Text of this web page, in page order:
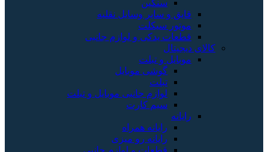
سنگین
قایق و سایر وسایل نقلیه
موتور سیکلت
قطعات یدکی و لوازم جانبی
کالای دیجیتال
موبایل و تبلت
گوشی موبایل
تبلت
لوازم جانبی موبایل و تبلت
سیم کارت
رایانه
رایانه همراه
رایانه رو میزی